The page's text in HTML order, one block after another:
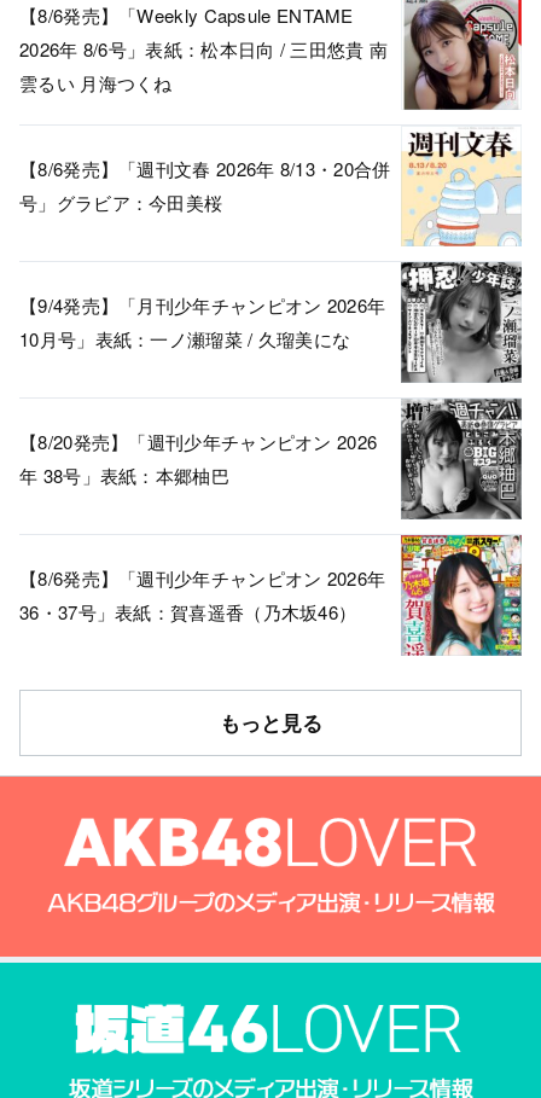
【8/6発売】「Weekly Capsule ENTAME
2026年 8/6号」表紙：松本日向 / 三田悠貴 南
雲るい 月海つくね
【8/6発売】「週刊文春 2026年 8/13・20合併
号」グラビア：今田美桜
【9/4発売】「月刊少年チャンピオン 2026年
10月号」表紙：一ノ瀬瑠菜 / 久瑠美にな
【8/20発売】「週刊少年チャンピオン 2026
年 38号」表紙：本郷柚巴
【8/6発売】「週刊少年チャンピオン 2026年
36・37号」表紙：賀喜遥香（乃木坂46）
もっと見る